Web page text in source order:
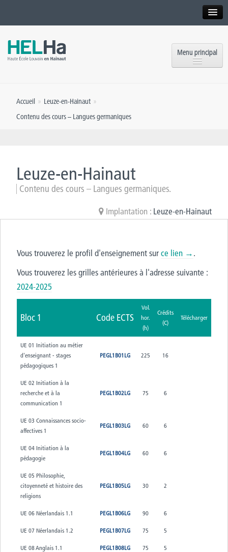
Menu principal
Rencontrez-nous
Inscriptions
Accueil » Leuze-en-Hainaut »
Contenu des cours – Langues germaniques
Leuze-en-Hainaut
Contenu des cours – Langues germaniques.
Implantation : Leuze-en-Hainaut
Vous trouverez le profil d'enseignement surce lien →.
Vous trouverez les grilles antérieures à l'adresse suivante :
2024-2025
Bloc 1 Code ECTS
Vol.
hor.
(h)
Crédits
(C)
Télécharger
UE 01 Initiation au métier
d'enseignant - stages
pédagogiques 1
PEGL1B01LG 225 16
UE 02 Initiation à la
recherche et à la
communication 1
PEGL1B02LG 75 6
UE 03 Connaissances socio-
affectives 1
PEGL1B03LG 60 6
UE 04 Initiation à la
pédagogie
PEGL1B04LG 60 6
UE 05 Philosophie,
citoyenneté et histoire des
religions
PEGL1B05LG 30 2
UE 06 Néerlandais 1.1 PEGL1B06LG 90 6
UE 07 Néerlandais 1.2 PEGL1B07LG 75 5
UE 08 Anglais 1.1 PEGL1B08LG 75 5